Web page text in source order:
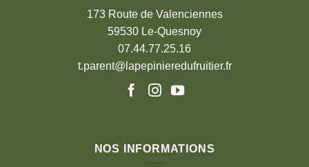
173 Route de Valenciennes
59530 Le-Quesnoy
07.44.77.25.16
t.parent@lapepinieredufruitier.fr
NOS INFORMATIONS